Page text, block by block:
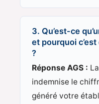
3. Qu’est-ce
et pourquoi
?
Réponse AGS :
indemnise le
généré votre